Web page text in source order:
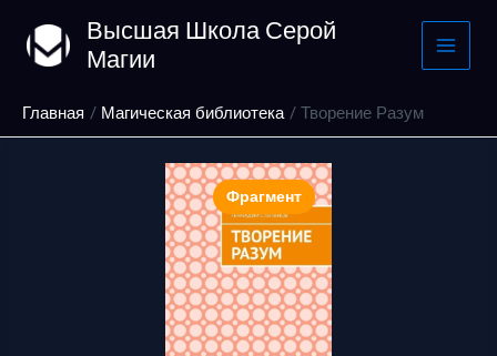
содержимому
Высшая Школа Серой
Магии
Главная Магическая библиотека Творение Разум
Фрагмент